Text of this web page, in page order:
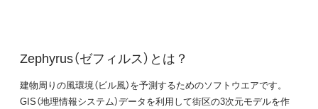
Zephyrus（ゼフィルス）とは？
建物周りの風環境（ビル風）を予測するためのソフトウエアです。
GIS（地理情報システム）データを利用して街区の3次元モデルを作